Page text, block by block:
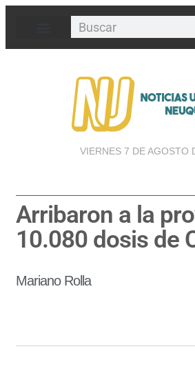
VIERNES 7 DE AGOSTO
Arribaron a la
10.080 dosis de
Mariano Rolla